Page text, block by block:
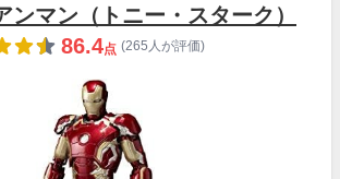
ンマン（トニー・スターク）
86.4点 (265人が評価)